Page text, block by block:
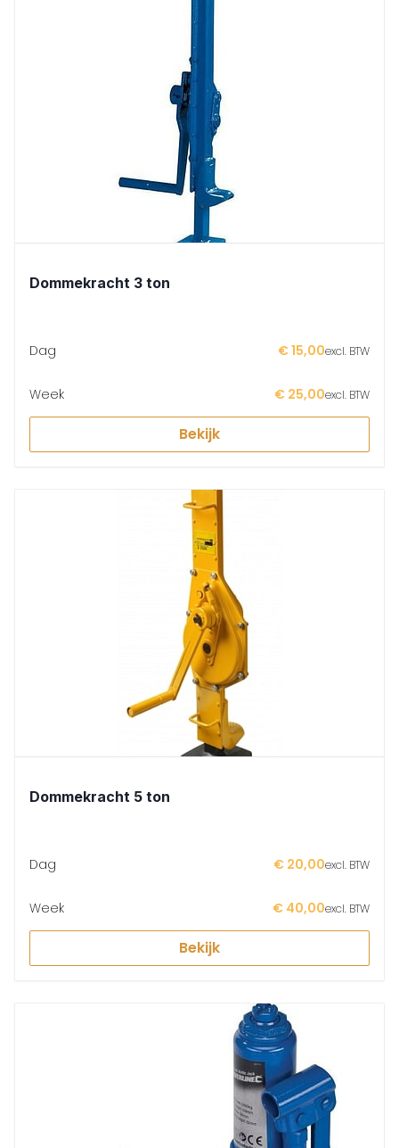
Dommekracht 3 ton
Dag € 15,00excl. BTW
Week € 25,00excl. BTW
Bekijk
Dommekracht 5 ton
Dag € 20,00excl. BTW
Week € 40,00excl. BTW
Bekijk